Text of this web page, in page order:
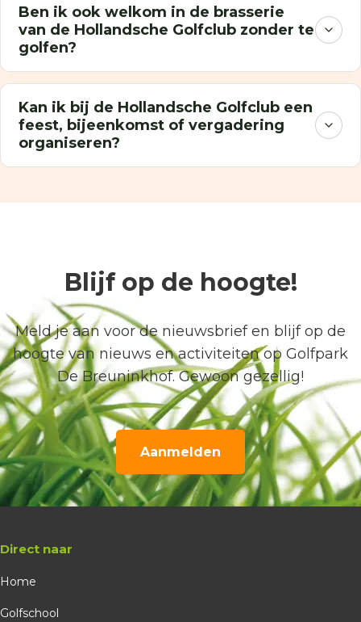
Ben ik ook welkom in de brasserie
van de Hollandsche Golfclub zonder te
golfen?
Kan ik bij de Hollandsche Golfclub een
feest, bijeenkomst of vergadering
organiseren?
Blijf op de hoogte!
Meld je aan voor de nieuwsbrief en blijf op de
hoogte van nieuws en activiteiten op Golfpark
De Breuninkhof. Gewoon gezellig!
Aanmelden
Direct naar
Home
Golfschool